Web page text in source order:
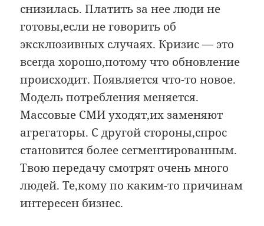
снизилась. Платить за нее люди не
готовы,если не говорить об
эксклюзивных случаях. Кризис — это
всегда хорошо,потому что обновление
происходит. Появляется что-то новое.
Модель потребления меняется.
Массовые СМИ уходят,их заменяют
агрегаторы. С другой стороны,спрос
становится более сегментированным.
Твою передачу смотрят очень много
людей. Те,кому по каким-то причинам
интересен бизнес.